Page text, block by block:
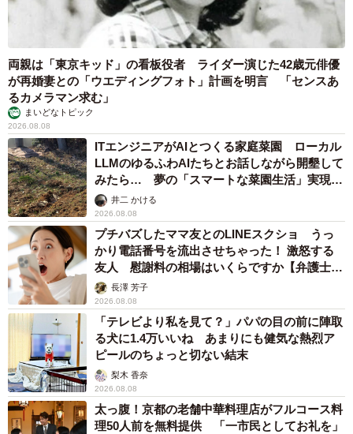
両親は「東京キッド」の看板役者 ライダー演じた42歳元俳優
が再婚妻との「ウエディングフォト」計画を明言 「センスあ
るカメラマン求む」
まいどなトピック
2026.08.08
ITエンジニアがAIとつくる家庭菜園 ローカル
LLMのゆるふわAIたちとお話しながら開墾して
みたら… 夢の「スマートな菜園生活」実現な
るか井二 かける
2026.08.08
プチバズしたママ友とのLINEスクショ うっ
かり電話番号を流出させちゃった！ 激怒する
友人 慰謝料の相場はいくらですか【弁護士が
解説】長澤 芳子
2026.08.08
「テレビより私を見て？」パパの目の前に陣取
る犬に1.4万いいね あまりにも健気な熱烈ア
ピールのちょっと切ない結末
梨木 香奈
2026.08.08
太っ腹！京都の老舗中華料理店がフルコース料
理50人前を無料提供 「一市民としてお礼を」